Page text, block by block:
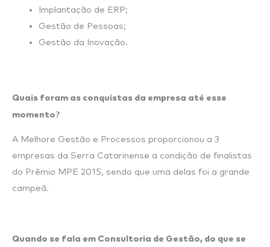
Implantação de ERP;
Gestão de Pessoas;
Gestão da Inovação.
Quais foram as conquistas da empresa até esse
momento?
A Melhore Gestão e Processos proporcionou a 3
empresas da Serra Catarinense a condição de finalistas
do Prêmio MPE 2015, sendo que uma delas foi a grande
campeã.
Quando se fala em Consultoria de Gestão, do que se